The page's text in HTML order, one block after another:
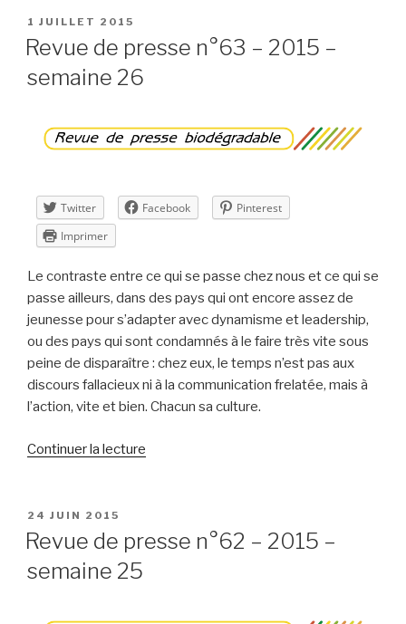
n°64
semaine
27 »
PUBLIÉ
LE
1 JUILLET 2015
Revue de presse n°63 – 2015 –
semaine 26
Twitter Facebook
Pinterest
Imprimer
Le contraste entre ce qui se passe chez nous et ce qui se
passe ailleurs, dans des pays qui ont encore assez de
jeunesse pour s’adapter avec dynamisme et leadership,
ou des pays qui sont condamnés à le faire très vite sous
peine de disparaître : chez eux, le temps n’est pas aux
discours fallacieux ni à la communication frelatée, mais à
l’action, vite et bien. Chacun sa culture.
Continuer la lecture
n°63
PUBLIÉ
LE
24 JUIN 2015
Revue de presse n°62 – 2015 –
semaine 25